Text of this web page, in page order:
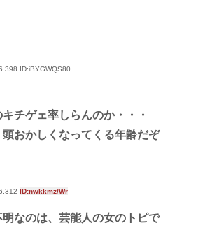
ID:iBYGWQS80
チゲェ率しらんのか・・・
頭おかしくなってくる年齢だぞ
ID:nwkkmz/Wr
明なのは、芸能人の女のトピで